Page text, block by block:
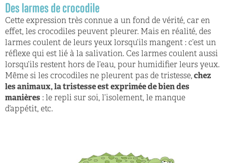
Des larmes de crocodile
Cette expression très connue a un fond de vérité, car en
eﬀet, les crocodiles peuvent pleurer. Mais en réalité, des
larmes coulent de leurs yeux lorsqu’ils mangent : c’est un
réﬂexe qui est lié à la salivation. Ces larmes coulent aussi
lorsqu’ils restent hors de l’eau, pour humidifier leurs yeux.
Même si les crocodiles ne pleurent pas de tristesse,chez
les animaux, la tristesse est exprimée de bien des
manières : le repli sur soi, l’isolement, le manque
d’appétit, etc.